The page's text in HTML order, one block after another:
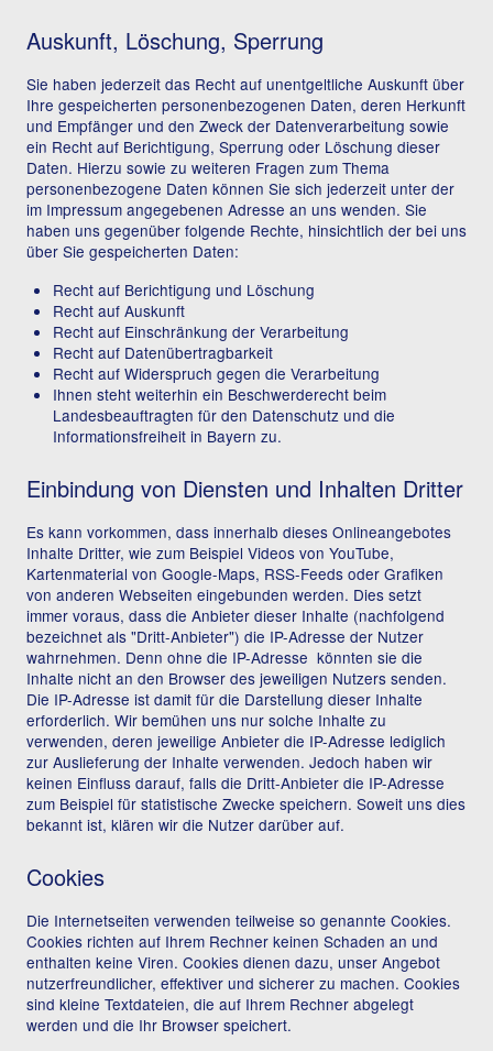
Auskunft, Löschung, Sperrung
Sie haben jederzeit das Recht auf unentgeltliche Auskunft über
Ihre gespeicherten personenbezogenen Daten, deren Herkunft
und Empfänger und den Zweck der Datenverarbeitung sowie
ein Recht auf Berichtigung, Sperrung oder Löschung dieser
Daten. Hierzu sowie zu weiteren Fragen zum Thema
personenbezogene Daten können Sie sich jederzeit unter der
im Impressum angegebenen Adresse an uns wenden. Sie
haben uns gegenüber folgende Rechte, hinsichtlich der bei uns
über Sie gespeicherten Daten:
Recht auf Berichtigung und Löschung
Recht auf Auskunft
Recht auf Einschränkung der Verarbeitung
Recht auf Datenübertragbarkeit
Recht auf Widerspruch gegen die Verarbeitung
Ihnen steht weiterhin ein Beschwerderecht beim
Landesbeauftragten für den Datenschutz und die
Informationsfreiheit in Bayern zu.
Einbindung von Diensten und Inhalten Dritter
Es kann vorkommen, dass innerhalb dieses Onlineangebotes
Inhalte Dritter, wie zum Beispiel Videos von YouTube,
Kartenmaterial von Google-Maps, RSS-Feeds oder Grafiken
von anderen Webseiten eingebunden werden. Dies setzt
immer voraus, dass die Anbieter dieser Inhalte (nachfolgend
bezeichnet als "Dritt-Anbieter") die IP-Adresse der Nutzer
wahrnehmen. Denn ohne die IP-Adresse könnten sie die
Inhalte nicht an den Browser des jeweiligen Nutzers senden.
Die IP-Adresse ist damit für die Darstellung dieser Inhalte
erforderlich. Wir bemühen uns nur solche Inhalte zu
verwenden, deren jeweilige Anbieter die IP-Adresse lediglich
zur Auslieferung der Inhalte verwenden. Jedoch haben wir
keinen Einfluss darauf, falls die Dritt-Anbieter die IP-Adresse
zum Beispiel für statistische Zwecke speichern. Soweit uns dies
bekannt ist, klären wir die Nutzer darüber auf.
Cookies
Die Internetseiten verwenden teilweise so genannte Cookies.
Cookies richten auf Ihrem Rechner keinen Schaden an und
enthalten keine Viren. Cookies dienen dazu, unser Angebot
nutzerfreundlicher, effektiver und sicherer zu machen. Cookies
sind kleine Textdateien, die auf Ihrem Rechner abgelegt
werden und die Ihr Browser speichert.